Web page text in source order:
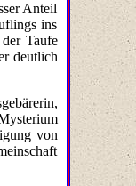
Anteil
ins
Taufe
deutlich
von